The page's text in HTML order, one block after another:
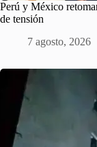
Perú y México
de tensión
7 agosto, 2026